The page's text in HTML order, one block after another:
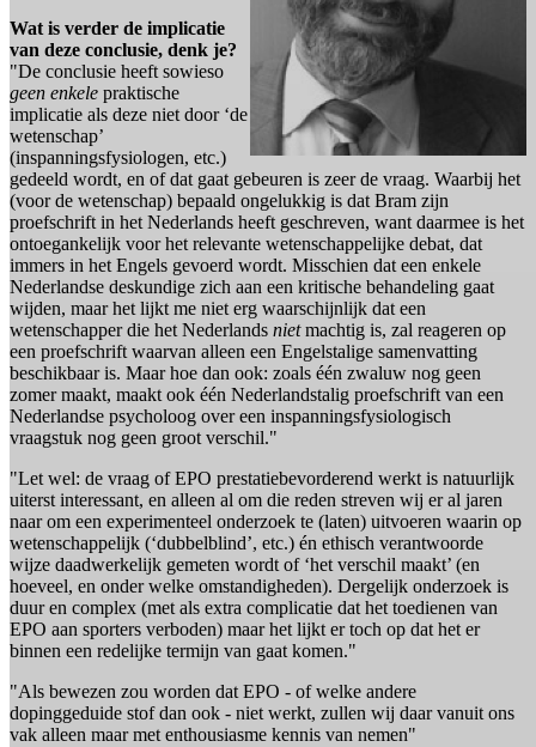
Wat is verder de implicatie
van deze conclusie, denk je?
"De conclusie heeft sowieso
geen enkele praktische
implicatie als deze niet door ‘de
wetenschap’
(inspanningsfysiologen, etc.)
gedeeld wordt, en of dat gaat gebeuren is zeer de vraag. Waarbij het
(voor de wetenschap) bepaald ongelukkig is dat Bram zijn
proefschrift in het Nederlands heeft geschreven, want daarmee is het
ontoegankelijk voor het relevante wetenschappelijke debat, dat
immers in het Engels gevoerd wordt. Misschien dat een enkele
Nederlandse deskundige zich aan een kritische behandeling gaat
wijden, maar het lijkt me niet erg waarschijnlijk dat een
wetenschapper die het Nederlands nietmachtig is, zal reageren op
een proefschrift waarvan alleen een Engelstalige samenvatting
beschikbaar is. Maar hoe dan ook: zoals één zwaluw nog geen
zomer maakt, maakt ook één Nederlandstalig proefschrift van een
Nederlandse psycholoog over een inspanningsfysiologisch
vraagstuk nog geen groot verschil."
"Let wel: de vraag of EPO prestatiebevorderend werkt is natuurlijk
uiterst interessant, en alleen al om die reden streven wij er al jaren
naar om een experimenteel onderzoek te (laten) uitvoeren waarin op
wetenschappelijk (‘dubbelblind’, etc.) én ethisch verantwoorde
wijze daadwerkelijk gemeten wordt of ‘het verschil maakt’ (en
hoeveel, en onder welke omstandigheden). Dergelijk onderzoek is
duur en complex (met als extra complicatie dat het toedienen van
EPO aan sporters verboden) maar het lijkt er toch op dat het er
binnen een redelijke termijn van gaat komen."
"Als bewezen zou worden dat EPO - of welke andere
dopinggeduide stof dan ook - niet werkt, zullen wij daar vanuit ons
vak alleen maar met enthousiasme kennis van nemen"